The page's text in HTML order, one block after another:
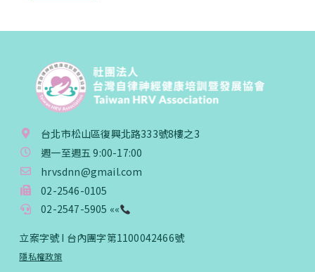
台北市松山區復興北路333號8樓之3
週一至週五 9:00-17:00
hrvsdnn@gmail.com
02-2546-0105
02-2547-5905 ««
立案字號 I 台內團字第1100042466號
隱私權政策